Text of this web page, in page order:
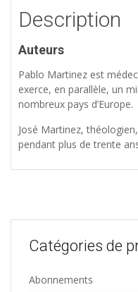
Description
Auteurs
Pablo Martinez est
exerce, en parallèle, un
nombreux pays d’Europe.
José Martinez,
pendant plus de trente
Catégories de
Abonnements